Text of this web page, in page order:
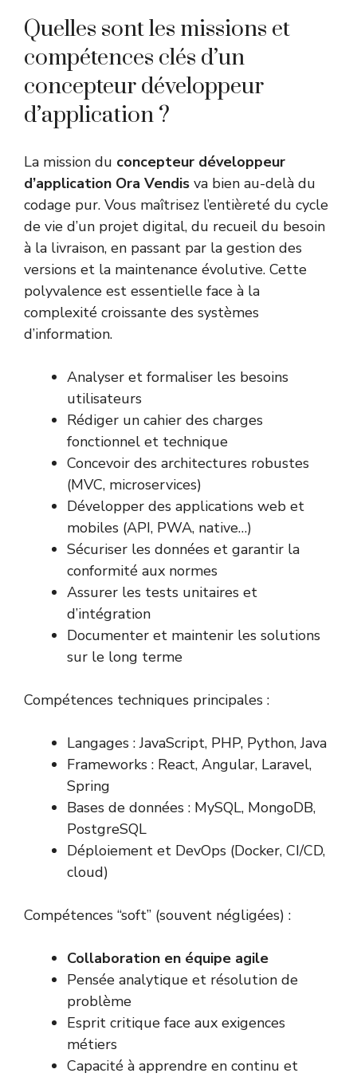
Quelles sont les missions et
compétences clés d’un
concepteur développeur
d’application ?
La mission du concepteur développeur
d’application Ora Vendis va bien au-delà du
codage pur. Vous maîtrisez l’entièreté du cycle
de vie d’un projet digital, du recueil du besoin
à la livraison, en passant par la gestion des
versions et la maintenance évolutive. Cette
polyvalence est essentielle face à la
complexité croissante des systèmes
d’information.
Analyser et formaliser les besoins
utilisateurs
Rédiger un cahier des charges
fonctionnel et technique
Concevoir des architectures robustes
(MVC, microservices)
Développer des applications web et
mobiles (API, PWA, native…)
Sécuriser les données et garantir la
conformité aux normes
Assurer les tests unitaires et
d’intégration
Documenter et maintenir les solutions
sur le long terme
Compétences techniques principales :
Langages : JavaScript, PHP, Python, Java
Frameworks : React, Angular, Laravel,
Spring
Bases de données : MySQL, MongoDB,
PostgreSQL
Déploiement et DevOps (Docker, CI/CD,
cloud)
Compétences “soft” (souvent négligées) :
Collaboration en équipe agile
Pensée analytique et résolution de
problème
Esprit critique face aux exigences
métiers
Capacité à apprendre en continu et